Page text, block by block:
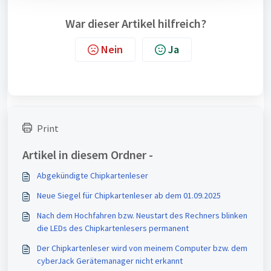
War dieser Artikel hilfreich?
Nein Ja
Print
Artikel in diesem Ordner -
Abgekündigte Chipkartenleser
Neue Siegel für Chipkartenleser ab dem 01.09.2025
Nach dem Hochfahren bzw. Neustart des Rechners blinken
die LEDs des Chipkartenlesers permanent
Der Chipkartenleser wird von meinem Computer bzw. dem
cyberJack Gerätemanager nicht erkannt